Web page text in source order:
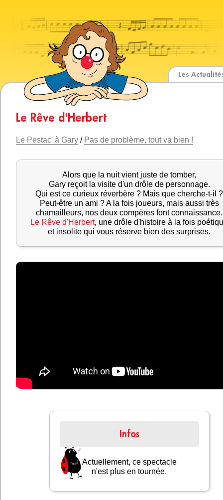
Les
Le Rêve d'Herbert
Le Pestac' à Gary / Pas de problème, tout va bien !
Alors que la nuit vient juste de tomber,
Gary reçoit la visite d'un drôle de personnage.
Qui est ce curieux réverbère ? Mais que cherche-t-il ?
Peut-être un ami ? A la fois joueurs, mais aussi très
chamailleurs, nos deux compères font connaissance.
Le Rêve d'Herbert, une drôle d'histoire à la fois
et insolite qui vous réserve bien des surprises.
Infos
Actuellement, ce spectacle
n'est plus en tournée.